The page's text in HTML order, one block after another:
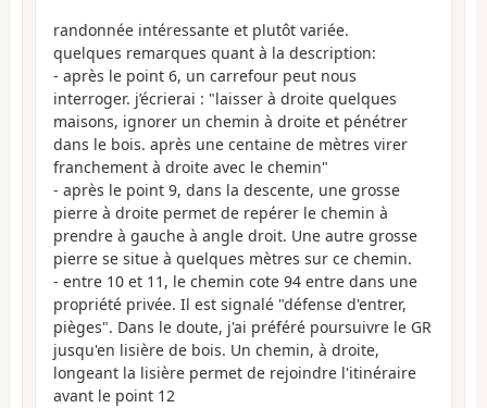
randonnée intéressante et plutôt variée.
quelques remarques quant à la description:
- après le point 6, un carrefour peut nous
interroger. j’écrierai : "laisser à droite quelques
maisons, ignorer un chemin à droite et pénétrer
dans le bois. après une centaine de mètres virer
franchement à droite avec le chemin"
- après le point 9, dans la descente, une grosse
pierre à droite permet de repérer le chemin à
prendre à gauche à angle droit. Une autre grosse
pierre se situe à quelques mètres sur ce chemin.
- entre 10 et 11, le chemin cote 94 entre dans une
propriété privée. Il est signalé "défense d'entrer,
pièges". Dans le doute, j'ai préféré poursuivre le GR
jusqu'en lisière de bois. Un chemin, à droite,
longeant la lisière permet de rejoindre l'itinéraire
avant le point 12